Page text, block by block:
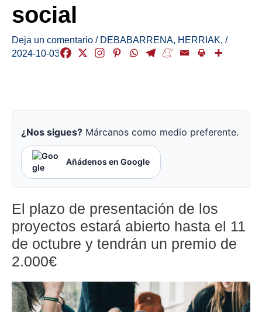
social
Deja un comentario / DEBABARRENA, HERRIAK, /
2024-10-03
¿Nos sigues? Márcanos como medio preferente.
Añádenos en Google
El plazo de presentación de los
proyectos estará abierto hasta el 11
de octubre y tendrán un premio de
2.000€